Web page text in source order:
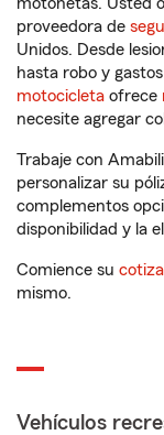
proveedora de
Unidos. Desde
hasta robo y
motocicleta ofrece
necesite agregar
Trabaje con
personalizar su
complementos
disponibilidad y la
Comience su
mismo.
Vehículos